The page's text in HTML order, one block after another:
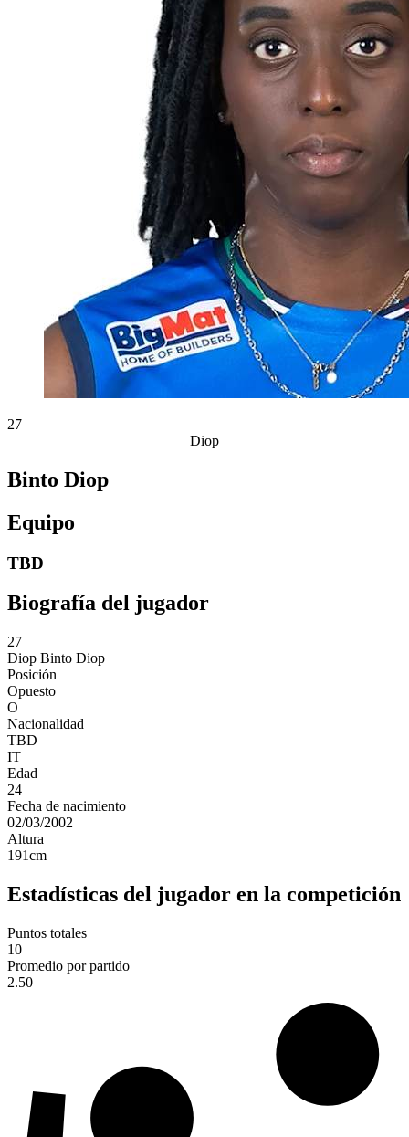
27
Diop
Binto Diop
Equipo
TBD
Biografía del jugador
27
Diop Binto Diop
Posición
Opuesto
O
Nacionalidad
TBD
IT
Edad
24
Fecha de nacimiento
02/03/2002
Altura
191cm
Estadísticas del jugador en la competición
Puntos totales
10
Promedio por partido
2.50